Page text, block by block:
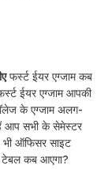
फर्स्ट ईयर एग्जाम कब
ईयर एग्जाम आपकी
के एग्जाम अलग-
आप सभी के सेमेस्टर
भी ऑफिसर साइट
कब आएगा?